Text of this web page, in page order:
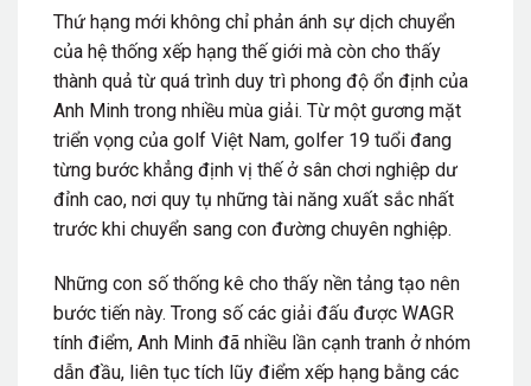
Thứ hạng mới không chỉ phản ánh sự dịch chuyển
của hệ thống xếp hạng thế giới mà còn cho thấy
thành quả từ quá trình duy trì phong độ ổn định của
Anh Minh trong nhiều mùa giải. Từ một gương mặt
triển vọng của golf Việt Nam, golfer 19 tuổi đang
từng bước khẳng định vị thế ở sân chơi nghiệp dư
đỉnh cao, nơi quy tụ những tài năng xuất sắc nhất
trước khi chuyển sang con đường chuyên nghiệp.
Những con số thống kê cho thấy nền tảng tạo nên
bước tiến này. Trong số các giải đấu được WAGR
tính điểm, Anh Minh đã nhiều lần cạnh tranh ở nhóm
dẫn đầu, liên tục tích lũy điểm xếp hạng bằng các